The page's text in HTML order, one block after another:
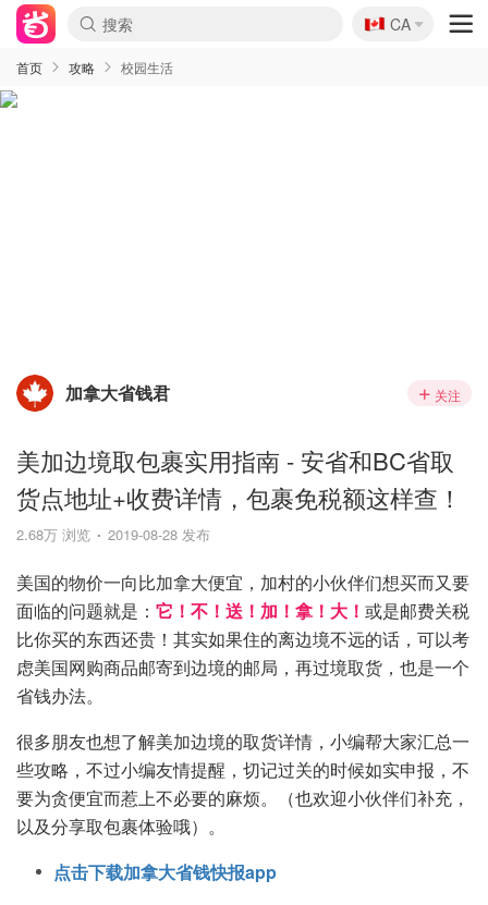
🇨🇦
CA
首页 攻略 校园生活
加拿大省钱君 关注
美加边境取包裹实用指南 - 安省和BC省取
货点地址+收费详情，包裹免税额这样查！
2.68万 浏览 2019-08-28 发布
美国的物价一向比加拿大便宜，加村的小伙伴们想买而又要
面临的问题就是： 它！不！送！加！拿！大！ 或是邮费关税
比你买的东西还贵！其实如果住的离边境不远的话，可以考
虑美国网购商品邮寄到边境的邮局，再过境取货，也是一个
省钱办法。
很多朋友也想了解美加边境的取货详情，小编帮大家汇总一
些攻略，不过小编友情提醒，切记过关的时候如实申报，不
要为贪便宜而惹上不必要的麻烦。（也欢迎小伙伴们补充，
以及分享取包裹体验哦）。
点击下载加拿大省钱快报app